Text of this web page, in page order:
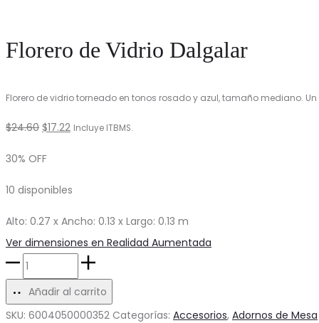
Florero de Vidrio Dalgalar
Florero de vidrio torneado en tonos rosado y azul, tamaño mediano.
$24.60 El
era:
$17.22 El
es:
Incluye ITBMS.
30% OFF
10 disponibles
Alto: 0.27 x Ancho: 0.13 x Largo: 0.13 m
Ver dimensiones en Realidad Aumentada
Florero
de
Vidrio
Añadir al carrito
SKU: 6004050000352 Categorías: Accesorios, Adornos de Mesa